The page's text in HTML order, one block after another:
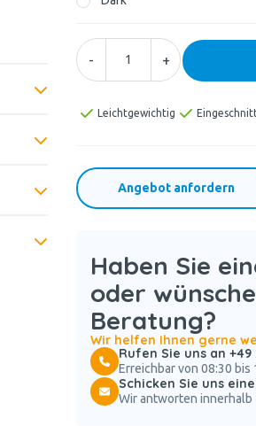
- +
Leichtgewichtig
Angebot anfordern
Haben Sie
oder
Beratung?
Wir helfen Ihnen gerne
Rufen Sie uns an +49
Erreichbar von 08:30 bis
Schicken Sie uns
Wir antworten innerhalb